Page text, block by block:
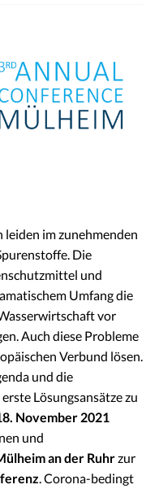
im zunehmenden
Die
und
Umfang die
vor
Auch diese Probleme
Verbund lösen.
und die
Lösungsansätze zu
November 2021
und
an der Ruhrzur
. Corona-bedingt